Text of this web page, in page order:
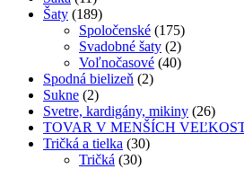
Šaty (189)
Spoločenské (175)
Svadobné šaty (2)
Voľnočasové (40)
Spodná bielizeň (2)
Sukne (2)
Svetre, kardigány, mikiny (26)
TOVAR V MENŠÍCH
Tričká a tielka (30)
Tričká (30)